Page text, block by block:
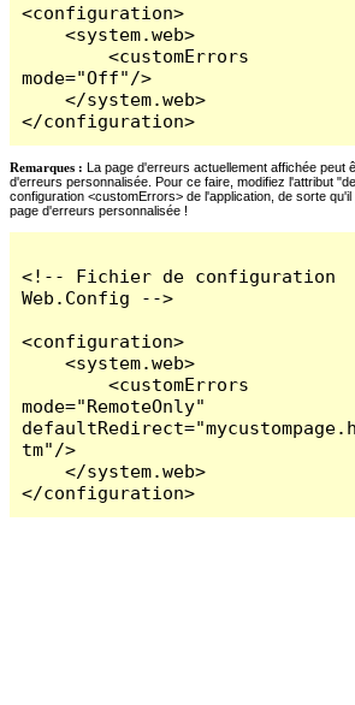
<configuration>
    <system.web>
        <customErrors
mode="Off"/>
    </system.web>
</configuration>
Remarques : La page d'erreurs actuellement affichée peut
d'erreurs personnalisée. Pour ce faire, modifiez l'attribut
configuration <customErrors> de l'application, de sorte
page d'erreurs personnalisée !
<!-- Fichier de configuration
Web.Config -->
<configuration>
    <system.web>
        <customErrors
mode="RemoteOnly"
defaultRedirect="mycustompage.h
tm"/>
    </system.web>
</configuration>